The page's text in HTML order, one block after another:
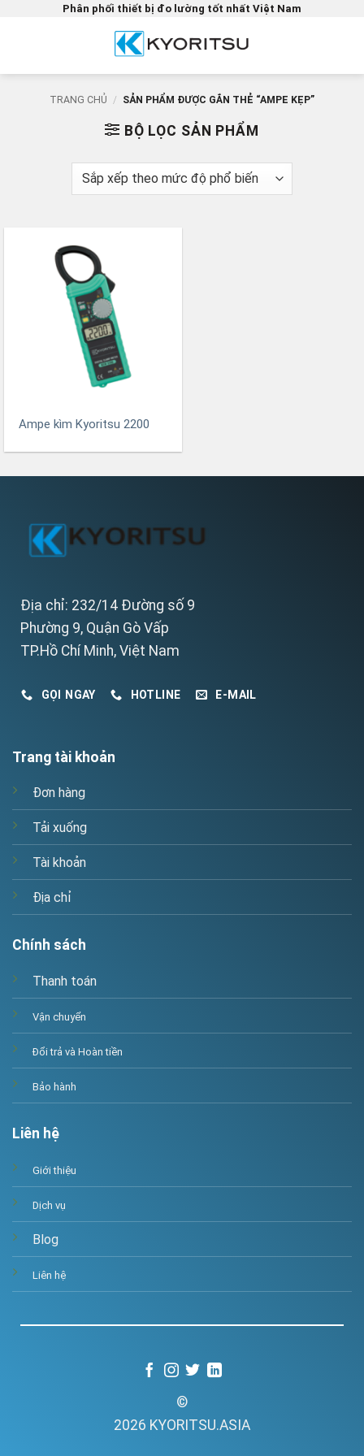
dung
Phân phối thiết bị đo lường tốt nhất Việt Nam
TRANG CHỦ / SẢN PHẨM ĐƯỢC GẮN THẺ “AMPE KẸP”
BỘ LỌC SẢN PHẨM
Ampe kìm Kyoritsu 2200
Địa chỉ: 232/14 Đường số 9
Phường 9, Quận Gò Vấp
TP.Hồ Chí Minh, Việt Nam
GỌI NGAY HOTLINE E-MAIL
Trang tài khoản
Đơn hàng
Tải xuống
Tài khoản
Địa chỉ
Chính sách
Thanh toán
Vận chuyển
Đổi trả và Hoàn tiền
Bảo hành
Liên hệ
Giới thiệu
Dịch vụ
Blog
Liên hệ
©
2026 KYORITSU.ASIA